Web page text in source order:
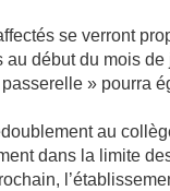
se verront
au début du mois
» pourra
au
dans la limite